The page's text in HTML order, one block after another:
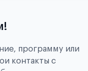
программу или
контакты с